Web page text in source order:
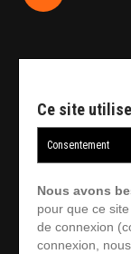
Information sur
Devenir membre
Recevoir
Ne plus recevoir
Ne plus recevoir
Ce site
Consentement
Nous avons
pour que ce
de connexion
connexion,